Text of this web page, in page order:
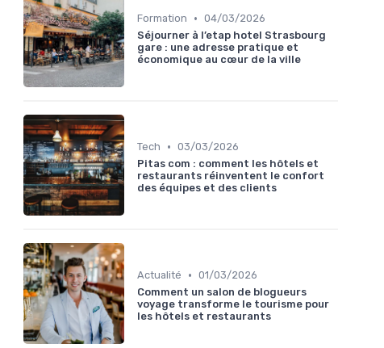
Formation • 04/03/2026
Séjourner à l’etap hotel Strasbourg
gare : une adresse pratique et
économique au cœur de la ville
Tech • 03/03/2026
Pitas com : comment les hôtels et
restaurants réinventent le confort
des équipes et des clients
Actualité • 01/03/2026
Comment un salon de blogueurs
voyage transforme le tourisme pour
les hôtels et restaurants